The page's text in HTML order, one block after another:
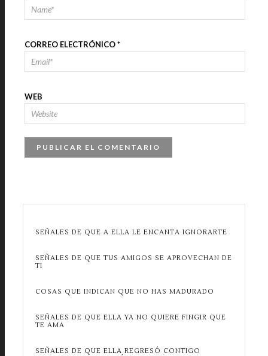
CORREO ELECTRÓNICO*
WEB
SEÑALES DE QUE A ELLA LE ENCANTA IGNORARTE
SEÑALES DE QUE TUS AMIGOS SE APROVECHAN DE
TI
COSAS QUE INDICAN QUE NO HAS MADURADO
SEÑALES DE QUE ELLA YA NO QUIERE FINGIR QUE
TE AMA
SEÑALES DE QUE ELLA REGRESÓ CONTIGO